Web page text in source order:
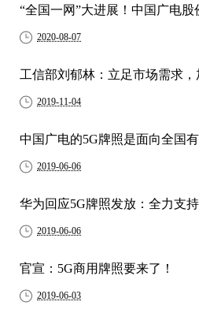
“全国一网”大进展！中国广电股
2020-08-07
工信部刘郁林：立足市场需求
2019-11-04
中国广电的5G牌照是面向全国
2019-06-06
华为回应5G牌照发放：全力支
2019-06-06
官宣：5G商用牌照要来了！
2019-06-03